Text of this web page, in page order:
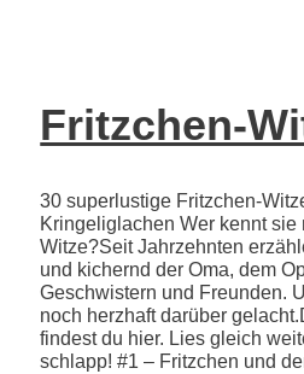
Fritzchen-
30 superlustige Fritzchen-
Kringeliglachen Wer kennt sie
Witze?Seit Jahrzehnten
und kichernd der Oma, dem
Geschwistern und Freunden.
noch herzhaft darüber
findest du hier. Lies gleich
schlapp! #1 – Fritzchen und